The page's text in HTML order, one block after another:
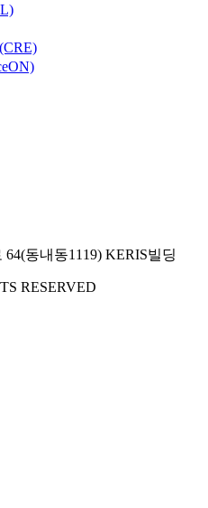
동내동1119) KERIS빌딩
RESERVED